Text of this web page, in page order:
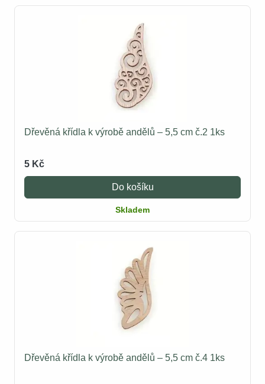
Dřevěná křídla k výrobě andělů – 5,5 cm č.2 1ks
5 Kč
Do košíku
Skladem
Dřevěná křídla k výrobě andělů – 5,5 cm č.4 1ks